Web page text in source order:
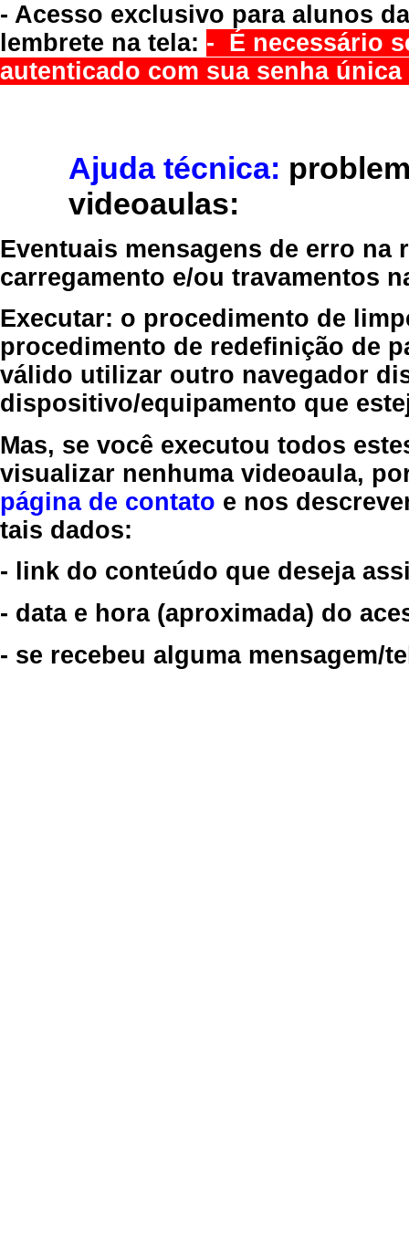
- Acesso exclusivo para alunos
lembrete na tela: - É necessário
autenticado com sua senha
Ajuda técnica:
videoaulas:
Eventuais mensagens de erro
carregamento e/ou travamentos
Executar: o procedimento de
procedimento de redefinição de
válido utilizar outro navegador
dispositivo/equipamento que
Mas, se você executou todos
visualizar nenhuma videoaula,
página de contato e nos
tais dados:
- link do conteúdo que deseja
- data e hora (aproximada) do
- se recebeu alguma mensagem/